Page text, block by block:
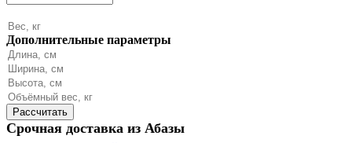
Дополнительные параметры
Срочная доставка из Абазы